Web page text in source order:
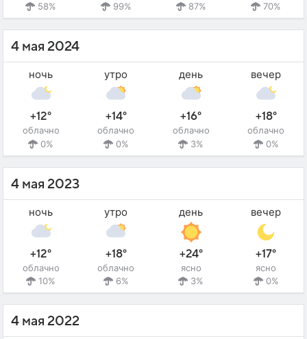
58%
99%
87%
70%
4 мая 2024
ночь
+12°
облачно
0%
утро
+14°
облачно
0%
день
+16°
облачно
3%
вечер
+18°
облачно
0%
4 мая 2023
ночь
+12°
облачно
10%
утро
+18°
облачно
6%
день
+24°
ясно
3%
вечер
+17°
ясно
0%
4 мая 2022